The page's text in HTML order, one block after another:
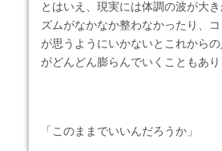
とはいえ、現実には体調の波が大
ズムがなかなか整わなかったり、
が思うようにいかないとこれから
がどんどん膨らんでいくこともあり
「このままでいいんだろうか」